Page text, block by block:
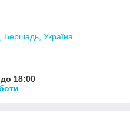
Україна
18:00